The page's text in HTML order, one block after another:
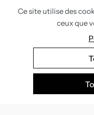
33
© 2025 Tous droits réservés
de confidentialité-Nos